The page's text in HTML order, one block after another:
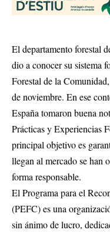
El departamento forestal
dio a conocer su sistema
Forestal de la
de noviembre. En ese
España tomaron buena
Prácticas y Experiencias
principal objetivo es
llegan al mercado se han
forma responsable.
El Programa para el
(PEFC) es una
sin ánimo de lucro,